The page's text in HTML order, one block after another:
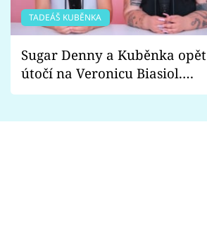
TADEÁŠ KUBĚNKA
Sugar Denny a Kuběnka opět
útočí na Veronicu Biasiol.
Proč je podle nich falešná a